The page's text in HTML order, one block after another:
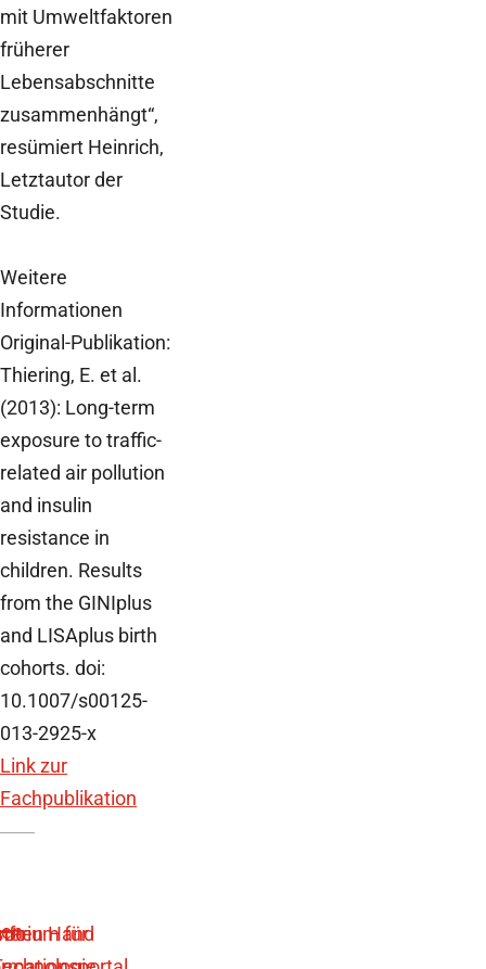
mit Umweltfaktoren
früherer
Lebensabschnitte
zusammenhängt“,
resümiert Heinrich,
Letztautor der
Studie.
Weitere
Informationen
Original-Publikation:
Thiering, E. et al.
(2013): Long-term
exposure to traffic-
related air pollution
and insulin
resistance in
children. Results
from the GINIplus
and LISAplus birth
cohorts. doi:
10.1007/s00125-
013-2925-x
Link zur
Fachpublikation